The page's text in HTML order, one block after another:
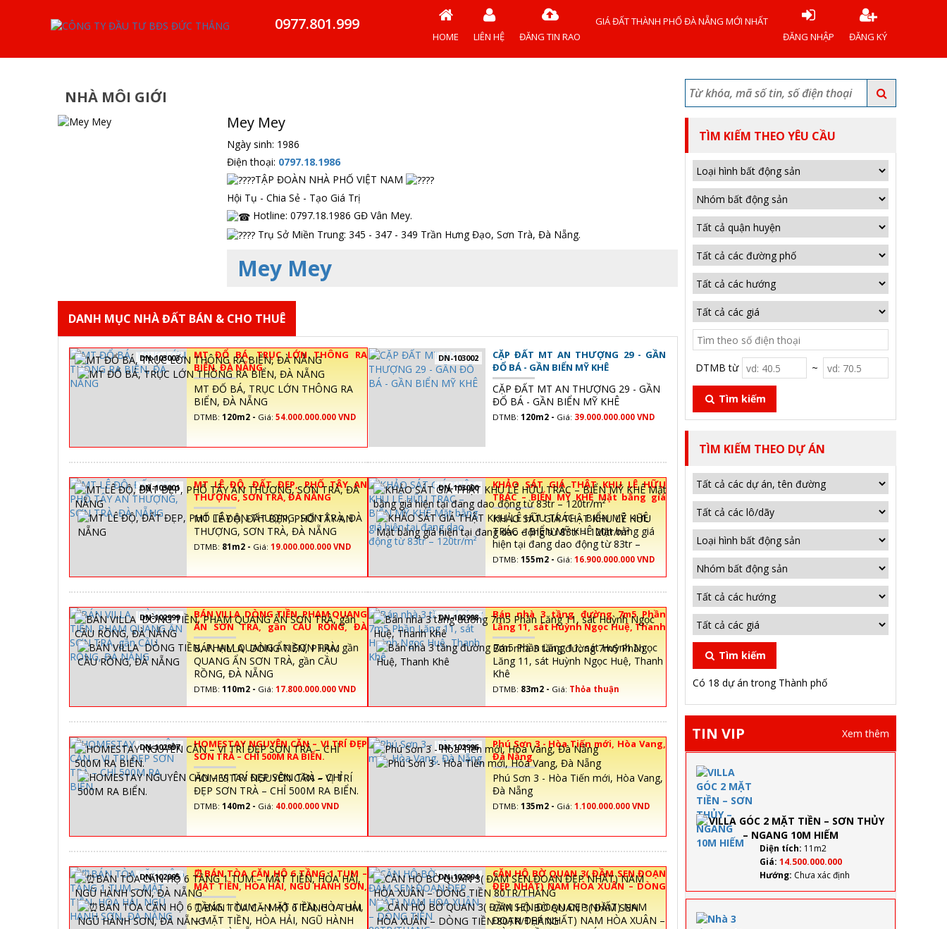
0977.801.999
HOME LIÊN HỆ ĐĂNG TIN RAO
GIÁ ĐẤT THÀNH PHỐ ĐÀ NẴNG MỚI NHẤT
ĐĂNG NHẬP
ĐĂNG KÝ
NHÀ MÔI GIỚI
Mey Mey
Ngày sinh: 1986
Điện thoại: 0797.18.1986
TẬP ĐOÀN NHÀ PHỐ VIỆT NAM️
Hội Tụ - Chia Sẻ - Tạo Giá Trị
Hotline: 0797.18.1986 GĐ Vân Mey.
Trụ Sở Miền Trung: 345 - 347 - 349 Trần Hưng Đạo, Sơn Trà, Đà Nẵng.
Mey Mey
DANH MỤC NHÀ ĐẤT BÁN & CHO THUÊ
DN-103003
MT ĐỔ BÁ, TRỤC LỚN THÔNG RA
BIỂN, ĐÀ NẴNG
MT ĐỔ BÁ, TRỤC LỚN THÔNG RA
BIỂN, ĐÀ NẴNG
DTMB: 120m2 - Giá: 54.000.000.000 VND
DN-103002
CẶP ĐẤT MT AN THƯỢNG 29 - GẦN
ĐỔ BÁ - GẦN BIỂN MỸ KHÊ
CẶP ĐẤT MT AN THƯỢNG 29 - GẦN
ĐỔ BÁ - GẦN BIỂN MỸ KHÊ
DTMB: 120m2 - Giá: 39.000.000.000 VND
DN-103001
MT LÊ ĐỘ, ĐẤT ĐẸP, PHỐ TÂY AN
THƯỢNG, SƠN TRÀ, ĐÀ NẴNG
MT LÊ ĐỘ, ĐẤT ĐẸP, PHỐ TÂY AN
THƯỢNG, SƠN TRÀ, ĐÀ NẴNG
DTMB: 81m2 - Giá: 19.000.000.000 VND
DN-103000
KHẢO SÁT GIÁ THẬT KHU LÊ HỮU
TRÁC – BIỂN MỸ KHÊ Mặt bằng giá
hiện tại đang dao động từ 83tr –
120tr/m²
KHẢO SÁT GIÁ THẬT KHU LÊ HỮU
TRÁC – BIỂN MỸ KHÊ Mặt bằng giá
hiện tại đang dao động từ 83tr –
120tr/m²
DTMB: 155m2 - Giá: 16.900.000.000 VND
DN-102999
BÁN VILLA DÒNG TIỀN, PHẠM QUANG
ẨN SƠN TRÀ, gần CẦU RỒNG, ĐÀ
NẴNG
BÁN VILLA DÒNG TIỀN, PHẠM
QUANG ẨN SƠN TRÀ, gần CẦU
RỒNG, ĐÀ NẴNG
DTMB: 110m2 - Giá: 17.800.000.000 VND
DN-102998
Bán nhà 3 tầng đường 7m5 Phần
Lăng 11, sát Huỳnh Ngọc Huệ, Thanh
Khê
Bán nhà 3 tầng đường 7m5 Phần
Lăng 11, sát Huỳnh Ngọc Huệ, Thanh
Khê
DTMB: 83m2 - Giá: Thỏa thuận
DN-102997
HOMESTAY NGUYÊN CĂN – VỊ TRÍ ĐẸP
SƠN TRÀ – CHỈ 500M RA BIỂN.
HOMESTAY NGUYÊN CĂN – VỊ TRÍ
ĐẸP SƠN TRÀ – CHỈ 500M RA BIỂN.
DTMB: 140m2 - Giá: 40.000.000 VND
DN-102996
Phú Sơn 3 - Hòa Tiến mới, Hòa Vang,
Đà Nẵng
Phú Sơn 3 - Hòa Tiến mới, Hòa Vang,
Đà Nẵng
DTMB: 135m2 - Giá: 1.100.000.000 VND
DN-102995
⏰️BÁN TÒA CĂN HỘ 6 TẦNG 1 TUM –
MẶT TIỀN, HÒA HẢI, NGŨ HÀNH SƠN,
ĐÀ NẴNG
⏰️BÁN TÒA CĂN HỘ 6 TẦNG 1 TUM
– MẶT TIỀN, HÒA HẢI, NGŨ HÀNH
DN-102994
CĂN HỘ BỜ QUAN 3( ĐẦM SEN ĐOẠN
ĐẸP NHẤT) NAM HÒA XUÂN – DÒNG
TIỀN 80TR/THÁNG
CĂN HỘ BỜ QUAN 3( ĐẦM SEN
ĐOẠN ĐẸP NHẤT) NAM HÒA XUÂN –
TÌM KIẾM THEO YÊU CẦU
DTMB từ ~
Tìm kiếm
TÌM KIẾM THEO DỰ ÁN
Tìm kiếm
Có 18 dự án trong Thành phố
TIN VIP Xem thêm
Diện tích: 11m2
Giá: 14.500.000.000
Hướng: Chưa xác định